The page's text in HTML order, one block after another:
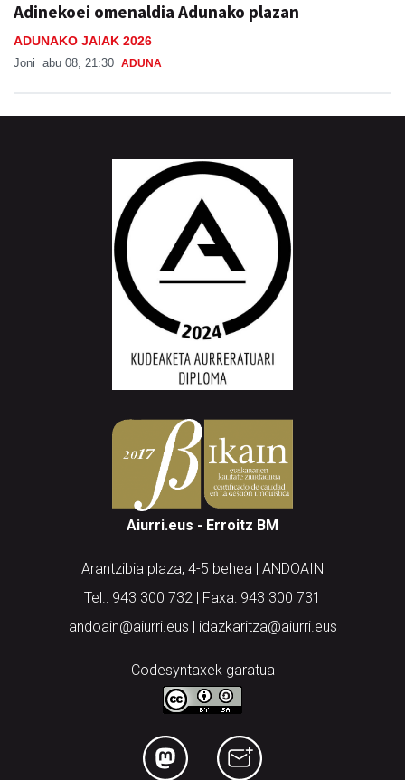
Adinekoei omenaldia Adunako plazan
ADUNAKO JAIAK 2026
Joni abu 08, 21:30 ADUNA
Aiurri.eus - Erroitz BM
Arantzibia plaza, 4-5 behea | ANDOAIN
Tel.: 943 300 732 | Faxa: 943 300 731
andoain@aiurri.eus | idazkaritza@aiurri.eus
Codesyntaxek garatua